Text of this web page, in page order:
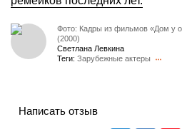
Фото: Кадры из фильмов «Дом у
(2000)
Светлана Левкина
Теги: Зарубежные актеры
Написать отзыв